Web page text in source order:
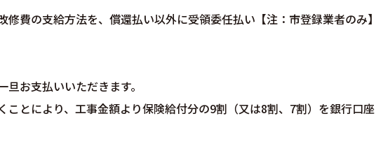
修費の支給方法を、償還払い以外に受領委任払い【注：市登録業者のみ
お支払いいただきます。
ことにより、工事金額より保険給付分の9割（又は8割、7割）を銀行口座